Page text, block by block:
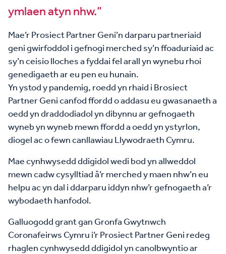
ymlaen atyn nhw.”
Mae’r Prosiect Partner Geni’n darparu partneriaid
geni gwirfoddol i gefnogi merched sy’n ffoaduriaid ac
sy’n ceisio lloches a fyddai fel arall yn wynebu rhoi
genedigaeth ar eu pen eu hunain.
Yn ystod y pandemig, roedd yn rhaid i Brosiect
Partner Geni canfod ffordd o addasu eu gwasanaeth a
oedd yn draddodiadol yn dibynnu ar gefnogaeth
wyneb yn wyneb mewn ffordd a oedd yn ystyrlon,
diogel ac o fewn canllawiau Llywodraeth Cymru.
Mae cynhwysedd ddigidol wedi bod yn allweddol
mewn cadw cysylltiad â’r merched y maen nhw’n eu
helpu ac yn dal i ddarparu iddyn nhw’r gefnogaeth a’r
wybodaeth hanfodol.
Galluogodd grant gan Gronfa Gwytnwch
Coronafeirws Cymru i’r Prosiect Partner Geni redeg
rhaglen cynhwysedd ddigidol yn canolbwyntio ar